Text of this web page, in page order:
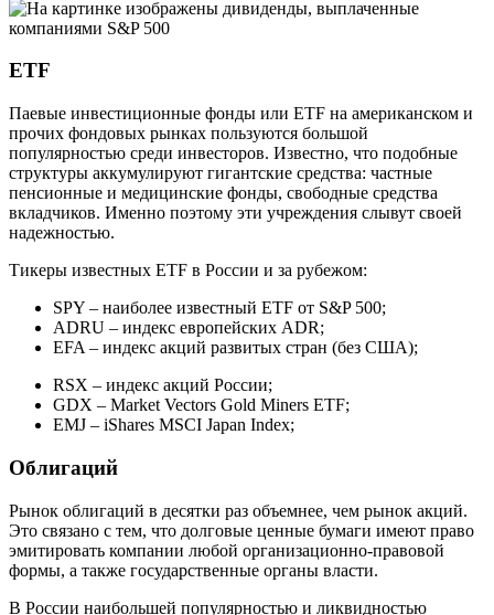
ETF
Паевые инвестиционные фонды или ETF на американском и
прочих фондовых рынках пользуются большой
популярностью среди инвесторов. Известно, что подобные
структуры аккумулируют гигантские средства: частные
пенсионные и медицинские фонды, свободные средства
вкладчиков. Именно поэтому эти учреждения слывут своей
надежностью.
Тикеры известных ETF в России и за рубежом:
SPY – наиболее известный ETF от S&P 500;
ADRU – индекс европейских ADR;
EFA – индекс акций развитых стран (без США);
RSX – индекс акций России;
GDX – Market Vectors Gold Miners ETF;
EMJ – iShares MSCI Japan Index;
Облигаций
Рынок облигаций в десятки раз объемнее, чем рынок акций.
Это связано с тем, что долговые ценные бумаги имеют право
эмитировать компании любой организационно-правовой
формы, а также государственные органы власти.
В России наибольшей популярностью и ликвидностью